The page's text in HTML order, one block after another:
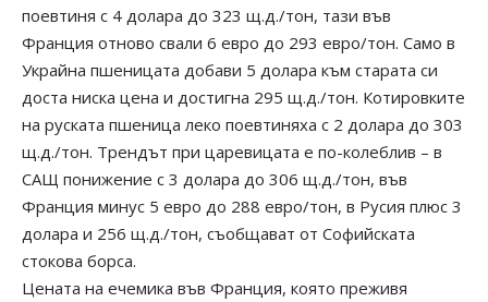
поевтиня с 4 долара до 323 щ.д./тон, тази във
Франция отново свали 6 евро до 293 евро/тон. Само в
Украйна пшеницата добави 5 долара към старата си
доста ниска цена и достигна 295 щ.д./тон. Котировките
на руската пшеница леко поевтиняха с 2 долара до 303
щ.д./тон. Трендът при царевицата е по-колеблив – в
САЩ понижение с 3 долара до 306 щ.д./тон, във
Франция минус 5 евро до 288 евро/тон, в Русия плюс 3
долара и 256 щ.д./тон, съобщават от Софийската
стокова борса.
Цената на ечемика във Франция, която преживя